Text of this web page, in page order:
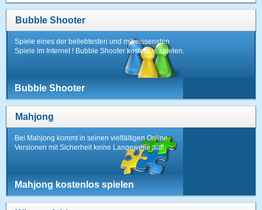
Bubble Shooter
Spiele eines der beliebtesten und mitreissensten
Spiele im Internet ! Bubble Shooter kostenlos spielen.
Bubble Shooter
Mahjong
Bei Mahjong kommt in seinen vielfältigen Online-
Versionen mit Sicherheit keine Langeweile auf!
Mahjong kostenlos spielen